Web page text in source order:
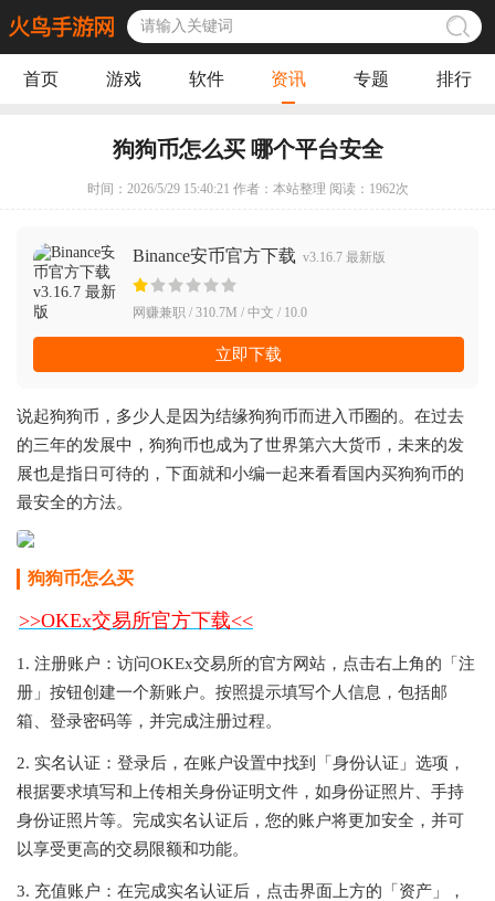
首页 游戏 软件 资讯 专题 排行
狗狗币怎么买 哪个平台安全
时间：2026/5/29 15:40:21 作者：本站整理 阅读： 1962次
Binance安币官方下载 v3.16.7 最新版
网赚兼职 / 310.7M / 中文 / 10.0
立即下载
说起狗狗币，多少人是因为结缘狗狗币而进入币圈的。在过去
的三年的发展中，狗狗币也成为了世界第六大货币，未来的发
展也是指日可待的，下面就和小编一起来看看国内买狗狗币的
最安全的方法。
狗狗币怎么买
>>OKEx交易所官方下载<<
1. 注册账户：访问OKEx交易所的官方网站，点击右上角的「注
册」按钮创建一个新账户。按照提示填写个人信息，包括邮
箱、登录密码等，并完成注册过程。
2. 实名认证：登录后，在账户设置中找到「身份认证」选项，
根据要求填写和上传相关身份证明文件，如身份证照片、手持
身份证照片等。完成实名认证后，您的账户将更加安全，并可
以享受更高的交易限额和功能。
3. 充值账户：在完成实名认证后，点击界面上方的「资产」，